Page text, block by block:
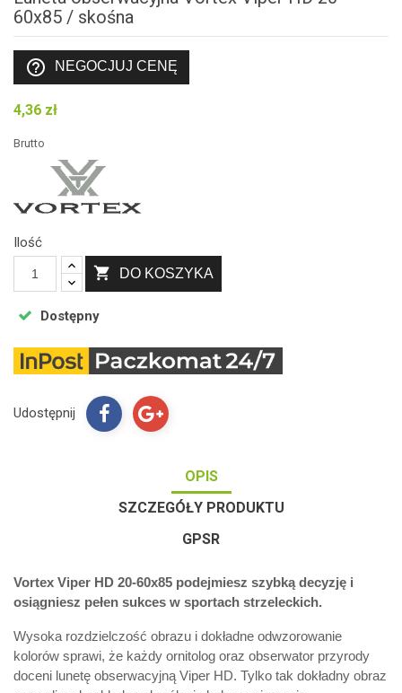
60x85 / skośna
help_outline NEGOCJUJ CENĘ
4,36 zł
Brutto
Ilość
 DO KOSZYKA
Dostępny
Udostępnij
OPIS
SZCZEGÓŁY PRODUKTU
GPSR
Vortex Viper HD 20-60x85 podejmiesz szybką decyzję i
osiągniesz pełen sukces w sportach strzeleckich.
Wysoka rozdzielczość obrazu i dokładne odwzorowanie
kolorów sprawi, że każdy ornitolog oraz obserwator przyrody
doceni lunetę obserwacyjną Viper HD. Tylko tak dokładny obraz